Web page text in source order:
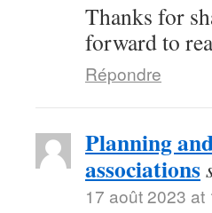
Thanks for
forward to
Répondre
Planning
associations
17 août 2023 at